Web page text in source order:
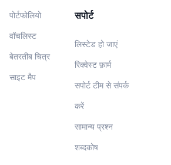
पोर्टफोलियो
वॉचलिस्‍ट
बेतरतीब चित्र
साइट मैप
सपोर्ट
लिस्टेड हो जाएं
रिक्वेस्ट फ़ार्म
सपोर्ट टीम से संपर्क
करें
सामान्य प्रश्न
शब्दकोष